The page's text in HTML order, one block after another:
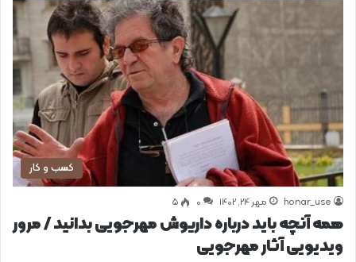
کسب و کار
honar_use مهر ۲۴, ۱۴۰۲ 0 ۵
همه آنچه باید درباره داریوش مهرجویی بدانید / مرور
ویدیویی آثار مهرجویی